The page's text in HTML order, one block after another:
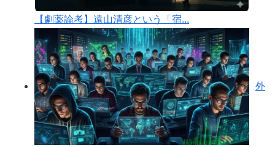
【劇薬論考】遠山清彦という「宿...
外